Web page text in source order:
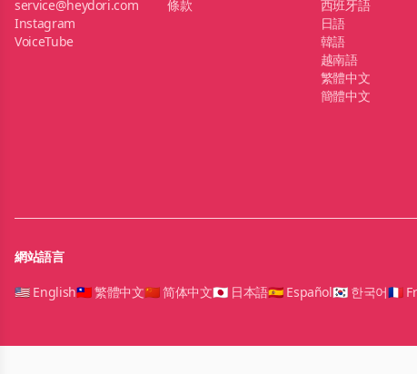
service@heydori.com
Instagram
VoiceTube
條款
西班牙語
日語
韓語
越南語
繁體中文
簡體中文
網站語言
🇺🇸 English🇹🇼 繁體中文🇨🇳 简体中文🇯🇵 日本語🇪🇸 Español🇰🇷 한국어🇫🇷